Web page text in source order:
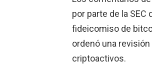
por parte de la
fideicomiso de
ordenó una
criptoactivos.